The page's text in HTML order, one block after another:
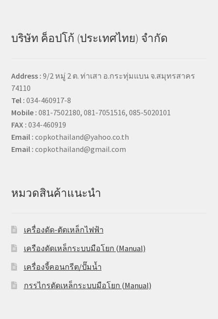
บริษัท ค็อปโก้ (ประเทศไทย) จำกัด
Address : 9/2 หมู่ 2 ต. ท่าเสา อ.กระทุ่มแบน จ.สมุทรสาคร
74110
Tel : 034-460917-8
Mobile : 081-7502180, 081-7051516, 085-5020101
FAX : 034-460919
Email : copkothailand@yahoo.co.th
Email : copkothailand@gmail.com
หมวดสินค้าแนะนำ
เครื่องดัด-ตัดเหล็กไฟฟ้า
เครืองดัดเหล็กระบบมือโยก (Manual)
เครื่องจี้คอนกรีต/ปั๊มน้ำ
กรรไกรตัดเหล็กระบบมือโยก (Manual)